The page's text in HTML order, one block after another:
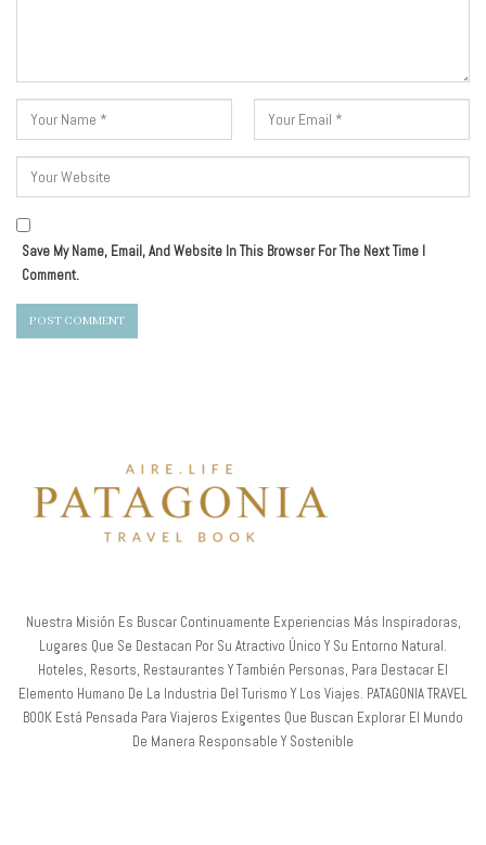
Save My Name, Email, And Website In This Browser For The Next Time I
Comment.
Nuestra Misión Es Buscar Continuamente Experiencias Más Inspiradoras,
Lugares Que Se Destacan Por Su Atractivo Único Y Su Entorno Natural.
Hoteles, Resorts, Restaurantes Y También Personas, Para Destacar El
Elemento Humano De La Industria Del Turismo Y Los Viajes. PATAGONIA TRAVEL
BOOK Está Pensada Para Viajeros Exigentes Que Buscan Explorar El Mundo
De Manera Responsable Y Sostenible